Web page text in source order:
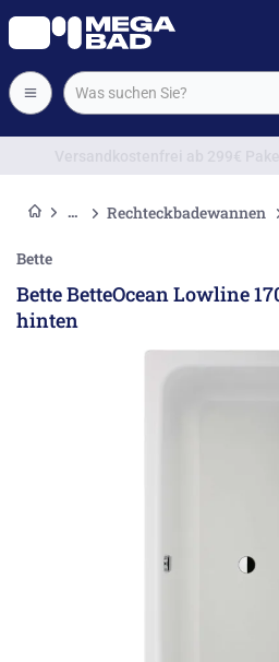
Rechteckbadewannen
Bette
Bette BetteOcean Lowline
hinten